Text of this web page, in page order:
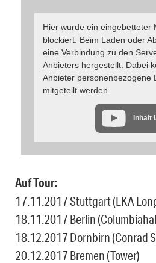
Hier wurde ein eingebetteter
blockiert. Beim Laden oder
eine Verbindung zu den
Anbieters hergestellt. Dabei
Anbieter personenbezogene
mitgeteilt werden.
Inhalt
Auf Tour:
17.11.2017 Stuttgart (LKA
18.11.2017 Berlin
18.12.2017 Dornbirn (Conrad
20.12.2017 Bremen (Tower)